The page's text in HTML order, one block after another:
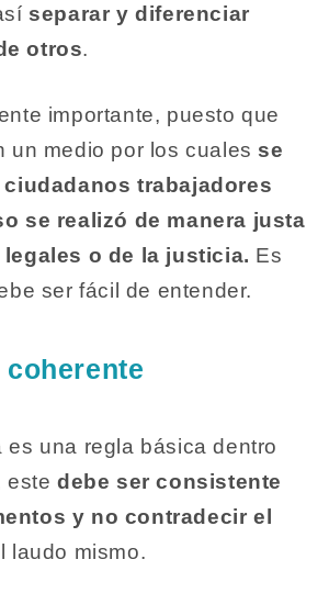
separar y diferenciar
otros.
importante, puesto que
un medio por los cuales se
trabajadores
se realizó de manera justa
o de la justicia. Es
ser fácil de entender.
es una regla básica dentro
estedebe ser consistente
y no contradecir el
laudo mismo.